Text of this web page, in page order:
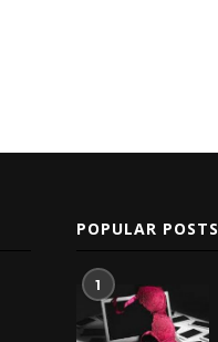
POPULAR POSTS
1